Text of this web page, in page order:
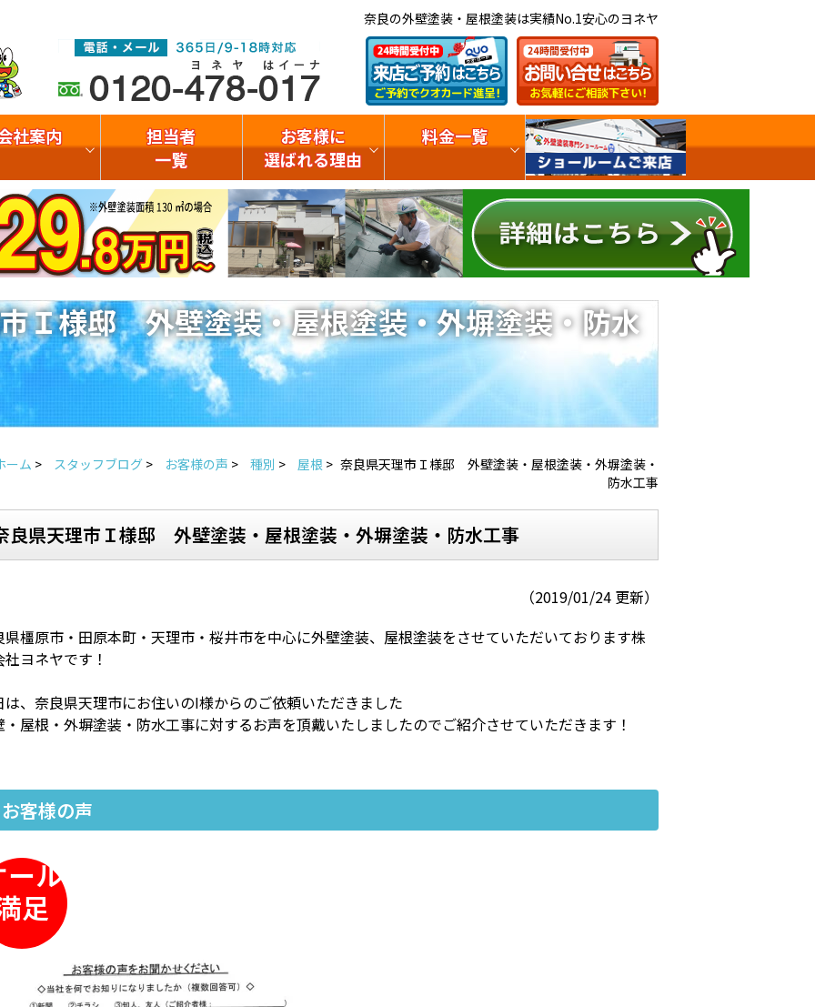
奈良の外壁塗装・屋根塗装は実績No.1安心のヨネヤ
社案内
担当者
一覧
お客様に
選ばれる理由
料金一覧
Ｉ様邸 外壁塗装・屋根塗装・外塀塗装・防水
ーム > スタッフブログ > お客様の声 > 種別 > 屋根 > 奈良県天理市Ｉ様邸 外壁塗装・屋根塗装・外塀塗装・
防水工事
良県天理市Ｉ様邸 外壁塗装・屋根塗装・外塀塗装・防水工事
（2019/01/24 更新）
県橿原市・田原本町・天理市・桜井市を中心に外壁塗装、屋根塗装をさせていただいております株
ヨネヤです！
は、奈良県天理市にお住いのI様からのご依頼いただきました
・屋根・外塀塗装・防水工事に対するお声を頂戴いたしましたのでご紹介させていただきます！
お客様の声
ール
足